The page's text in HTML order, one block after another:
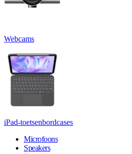
Webcams
iPad-toetsenbordcases
Microfoons
Speakers